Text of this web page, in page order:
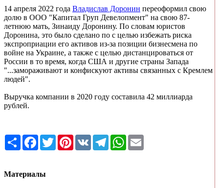
14 апреля 2022 года Владислав Доронин переоформил свою
долю в ООО "Капитал Груп Девелопмент" на свою 87-
летнюю мать, Зинаиду Доронину. По словам юристов
Доронина, это было сделано по с целью избежать риска
экспроприации его активов из-за позиции бизнесмена по
войне на Украине, а также с целью дистанцироваться от
России в то время, когда США и другие страны Запада
"...замораживают и конфискуют активы связанных с Кремлем
людей".
Выручка компании в 2020 году составила 42 миллиарда
рублей.
Share Facebook
TwitterPinterest
VK TelegramWhatsApp
Материалы